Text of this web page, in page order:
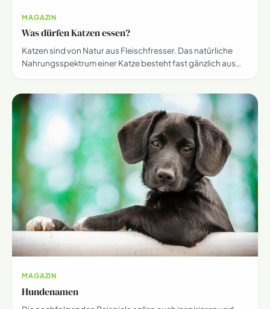
MAGAZIN
Was dürfen Katzen essen?
Katzen sind von Natur aus Fleischfresser. Das natürliche
Nahrungsspektrum einer Katze besteht fast gänzlich aus…
MAGAZIN
Hundenamen